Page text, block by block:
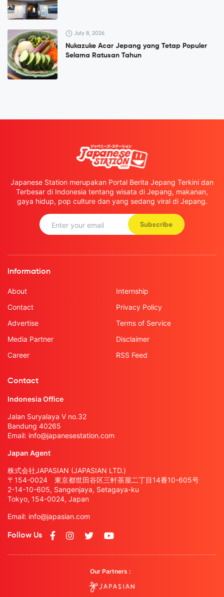
July 8, 2026
Nukazuke Acar Jepang yang Tetap Populer
Selama Ratusan Tahun
Japanese Station merupakan Portal Berita Jepang Terkini dan
Terbesar di Indonesia tentang wisata di Jepang, makanan,
gaya hidup, pop culture dan yang sedang viral di Jepang.
Subscribe
Information
About
Contact
Advertise
Media Partner
Career
Internship
Privacy Policy
Terms of Service
Disclaimer
RSS Feed
Contact
Indonesia Office
Jalan Suryalaya V no.32
Bandung 40265
Email: info@japanesestation.com
Japan Agent
株式会社JAPASIAN (JAPASIAN LTD.)
〒154-0024 東京都世田谷区三軒茶屋二丁目14番10-605号
2-14-10-605, Sangenjaya, Setagaya-ku
Tokyo, 154-0024, Japan
Email: info@japasian.com
Follow Us
Our Partners :